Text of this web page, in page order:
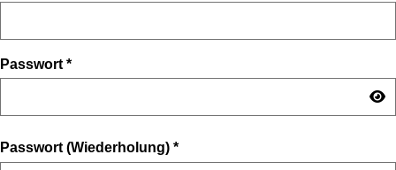
Passwort *
Passwort (Wiederholung) *